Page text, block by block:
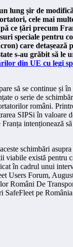
lung șir de
cele mai
ce țări precum
speciale pentru
care detașează
s-au grăbit să le
din UE cu legi
să se continue și
o serie de
români.
SIPSi în valoare
Franța intenționează
schimbări
viabile există pentru
în cadrul unui
Users Forum,
Români De
SafeFleet pe